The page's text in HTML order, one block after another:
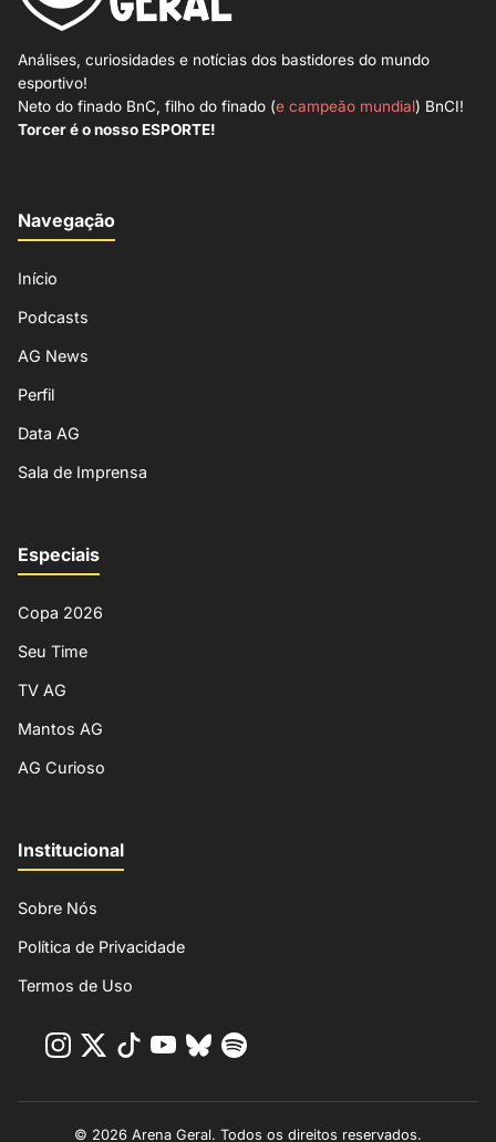
Análises, curiosidades e notícias dos bastidores do mundo
esportivo!
Neto do finado BnC, filho do finado (e campeão mundial) BnCI!
Torcer é o nosso ESPORTE!
Navegação
Início
Podcasts
AG News
Perfil
Data AG
Sala de Imprensa
Especiais
Copa 2026
Seu Time
TV AG
Mantos AG
AG Curioso
Institucional
Sobre Nós
Política de Privacidade
Termos de Uso
© 2026 Arena Geral. Todos os direitos reservados.